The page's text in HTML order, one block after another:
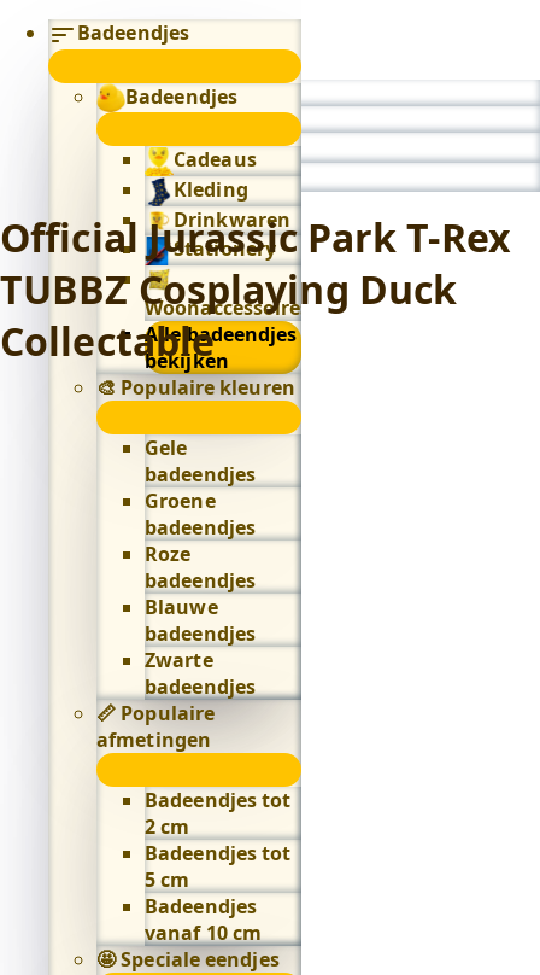
Badeendjes
Badeendjes
Cadeaus
Kleding
Drinkwaren
Stationery
Woonaccessoires
Alle badeendjes
bekijken
🎨 Populaire kleuren
Populaire
kleuren
submenu
Gele
badeendjes
Groene
badeendjes
Roze
badeendjes
Blauwe
badeendjes
Zwarte
badeendjes
📏 Populaire
afmetingen
Populaire
submenu
Badeendjes tot
2 cm
Badeendjes tot
5 cm
Badeendjes
vanaf 10 cm
🤩 Speciale eendjes
Official Jurassic Park T-Rex
TUBBZ Cosplaying Duck
Collectable